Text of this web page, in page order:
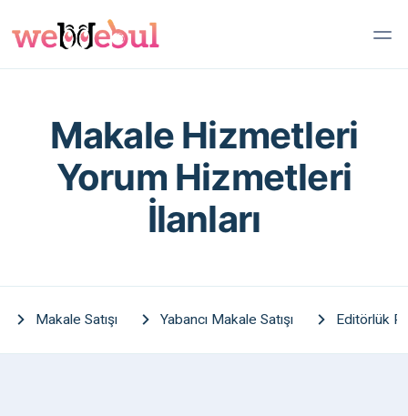
Makale Hizmetleri
Yorum Hizmetleri
İlanları
Makale Satışı Yabancı Makale Satışı Editörlük